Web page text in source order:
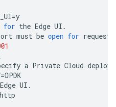
=y
for the Edge UI .
must be open for requests
a Private Cloud
=OPDK
Edge UI .
http